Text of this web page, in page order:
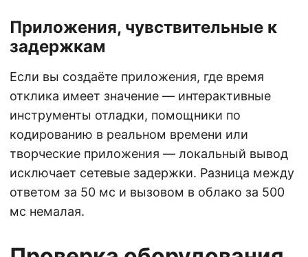
Приложения, чувствительные к
задержкам
Если вы создаёте приложения, где время
отклика имеет значение — интерактивные
инструменты отладки, помощники по
кодированию в реальном времени или
творческие приложения — локальный вывод
исключает сетевые задержки. Разница между
ответом за 50 мс и вызовом в облако за 500
мс немалая.